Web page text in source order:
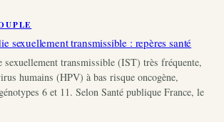
sexuellement transmissible : repères santé
sexuellement transmissible (IST) très fréquente,
humains (HPV) à bas risque oncogène,
6 et 11. Selon Santé publique France, le